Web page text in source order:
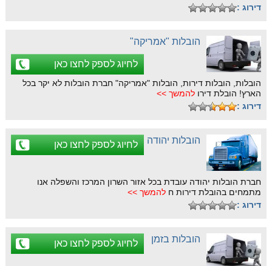
דירוג :
הובלות "אמריקה"
לחיוג לספק לחצו כאן
הובלות, הובלות דירות, הובלות "אמריקה" חברת הובלות לא יקר בכל
הארץ! הובלת דירו להמשך >>
דירוג :
הובלות יהודה לחיוג לספק לחצו כאן
חברת הובלות יהודה עובדת בכל אזור השרון המרכז והשפלה אנו
מתמחים בהובלת דירות ח להמשך >>
דירוג :
הובלות בזמן לחיוג לספק לחצו כאן